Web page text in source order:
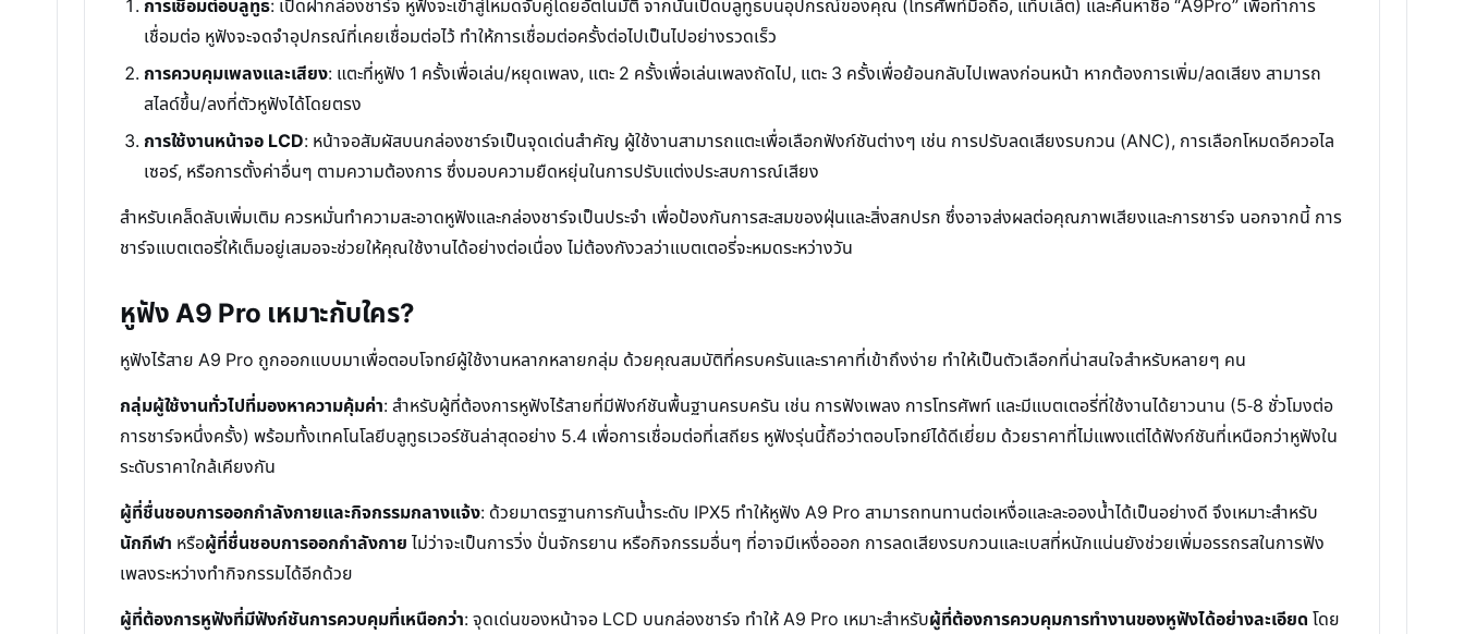
การเชื่อมต่อบลูทูธ: เปิดฝากล่องชาร์จ หูฟังจะเข้าสู่โหมดจับคู่โดยอัตโนมัติ จากนั้นเปิดบลูทูธบนอุปกรณ์ของคุณ (โทรศัพท์มือถือ, แท็บเล็ต) และค้นหาชื่อ “A9Pro” เพื่อทำการ
เชื่อมต่อ หูฟังจะจดจำอุปกรณ์ที่เคยเชื่อมต่อไว้ ทำให้การเชื่อมต่อครั้งต่อไปเป็นไปอย่างรวดเร็ว
การควบคุมเพลงและเสียง: แตะที่หูฟัง 1 ครั้งเพื่อเล่น/หยุดเพลง, แตะ 2 ครั้งเพื่อเล่นเพลงถัดไป, แตะ 3 ครั้งเพื่อย้อนกลับไปเพลงก่อนหน้า หากต้องการเพิ่ม/ลดเสียง สามารถ
สไลด์ขึ้น/ลงที่ตัวหูฟังได้โดยตรง
การใช้งานหน้าจอ LCD: หน้าจอสัมผัสบนกล่องชาร์จเป็นจุดเด่นสำคัญ ผู้ใช้งานสามารถแตะเพื่อเลือกฟังก์ชันต่างๆ เช่น การปรับลดเสียงรบกวน (ANC), การเลือกโหมดอีควอไล
เซอร์, หรือการตั้งค่าอื่นๆ ตามความต้องการ ซึ่งมอบความยืดหยุ่นในการปรับแต่งประสบการณ์เสียง
สำหรับเคล็ดลับเพิ่มเติม ควรหมั่นทำความสะอาดหูฟังและกล่องชาร์จเป็นประจำ เพื่อป้องกันการสะสมของฝุ่นและสิ่งสกปรก ซึ่งอาจส่งผลต่อคุณภาพเสียงและการชาร์จ นอกจากนี้ การ
ชาร์จแบตเตอรี่ให้เต็มอยู่เสมอจะช่วยให้คุณใช้งานได้อย่างต่อเนื่อง ไม่ต้องกังวลว่าแบตเตอรี่จะหมดระหว่างวัน
หูฟัง A9 Pro เหมาะกับใคร?
หูฟังไร้สาย A9 Pro ถูกออกแบบมาเพื่อตอบโจทย์ผู้ใช้งานหลากหลายกลุ่ม ด้วยคุณสมบัติที่ครบครันและราคาที่เข้าถึงง่าย ทำให้เป็นตัวเลือกที่น่าสนใจสำหรับหลายๆ คน
กลุ่มผู้ใช้งานทั่วไปที่มองหาความคุ้มค่า: สำหรับผู้ที่ต้องการหูฟังไร้สายที่มีฟังก์ชันพื้นฐานครบครัน เช่น การฟังเพลง การโทรศัพท์ และมีแบตเตอรี่ที่ใช้งานได้ยาวนาน (5-8 ชั่วโมงต่อ
การชาร์จหนึ่งครั้ง) พร้อมทั้งเทคโนโลยีบลูทูธเวอร์ชันล่าสุดอย่าง 5.4 เพื่อการเชื่อมต่อที่เสถียร หูฟังรุ่นนี้ถือว่าตอบโจทย์ได้ดีเยี่ยม ด้วยราคาที่ไม่แพงแต่ได้ฟังก์ชันที่เหนือกว่าหูฟังใน
ระดับราคาใกล้เคียงกัน
ผู้ที่ชื่นชอบการออกกำลังกายและกิจกรรมกลางแจ้ง: ด้วยมาตรฐานการกันน้ำระดับ IPX5 ทำให้หูฟัง A9 Pro สามารถทนทานต่อเหงื่อและละอองน้ำได้เป็นอย่างดี จึงเหมาะสำหรับ
นักกีฬา หรือผู้ที่ชื่นชอบการออกกำลังกาย ไม่ว่าจะเป็นการวิ่ง ปั่นจักรยาน หรือกิจกรรมอื่นๆ ที่อาจมีเหงื่อออก การลดเสียงรบกวนและเบสที่หนักแน่นยังช่วยเพิ่มอรรถรสในการฟัง
เพลงระหว่างทำกิจกรรมได้อีกด้วย
ผู้ที่ต้องการหูฟังที่มีฟังก์ชันการควบคุมที่เหนือกว่า: จุดเด่นของหน้าจอ LCD บนกล่องชาร์จ ทำให้ A9 Pro เหมาะสำหรับผู้ที่ต้องการควบคุมการทำงานของหูฟังได้อย่างละเอียด โดย